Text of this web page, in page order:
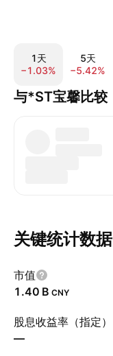
1天
−1.03%
5天
−5.42%
与*ST宝馨比较
关键统计数据
市值
‪1.40 B‬ CNY
股息收益率（指定）
—